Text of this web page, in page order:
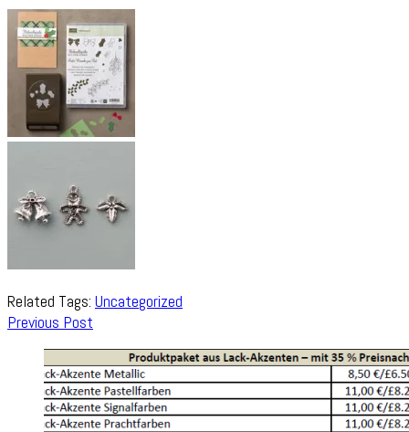
Related Tags: Uncategorized
Post
Previous Post